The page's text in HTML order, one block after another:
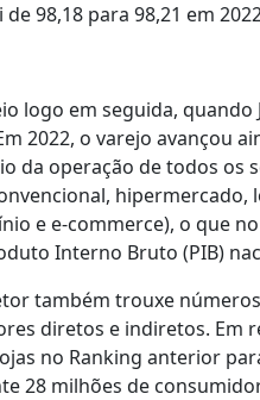
98,18 para 98,21 em
logo em seguida, quando
2022, o varejo avançou
da operação de todos os
hipermercado,
e e-commerce), o que
Interno Bruto (PIB)
também trouxe
diretos e indiretos. Em
no Ranking anterior
28 milhões de